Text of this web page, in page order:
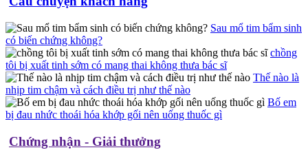
Sau mổ tim bẩm sinh
có biến chứng không?
chồng
tôi bị xuất tinh sớm có mang thai không thưa bác sĩ
Thế nào là
nhịp tim chậm và cách điều trị như thế nào
Bố em
bị đau nhức thoái hóa khớp gối nên uống thuốc gì
Chứng nhận - Giải thưởng